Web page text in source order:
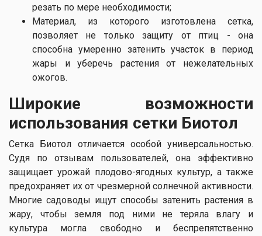
резать по мере необходимости;
Материал, из которого изготовлена сетка,
позволяет не только защиту от птиц - она
способна умеренно затенить участок в период
жары и уберечь растения от нежелательных
ожогов.
Широкие возможности
использования сетки Биотол
Сетка Биотол отличается особой универсальностью.
Судя по отзывам пользователей, она эффективно
защищает урожай плодово-ягодных культур, а также
предохраняет их от чрезмерной солнечной активности.
Многие садоводы ищут способы затенить растения в
жару, чтобы земля под ними не теряла влагу и
культура могла свободно и беспрепятственно